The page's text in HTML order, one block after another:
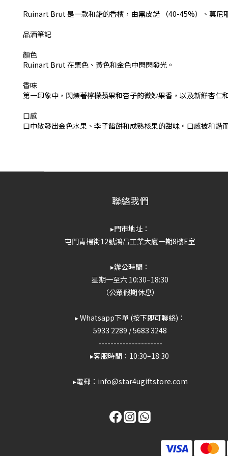
Ruinart Brut 是一款和諧的香檳，由黑皮諾 （40-45%）、莫尼
品酒筆記
顏色
Ruinart Brut 在栗色、黃色和金色中閃閃發光。
香味
第一印象中，閃爍著檸檬蘋果和杏子的微妙果香，以及新鮮杏
口感
口中散發出金色水果、李子餡餅和成熟核果的甜味。口感被和
聯絡我們
▸門市地址：
屯門青楊街12號鴻昌工業大廈一期8樓E室
▸辦公時間：
星期一至六 10:30–18:30
（公眾假期休息）
▸ Whatsapp下單 (按下即可聯絡)：
5933 2289 /5683 3248
---------------------
▸客服時間：10:30–18:30
▸電郵：info@star4ugiftstore.com